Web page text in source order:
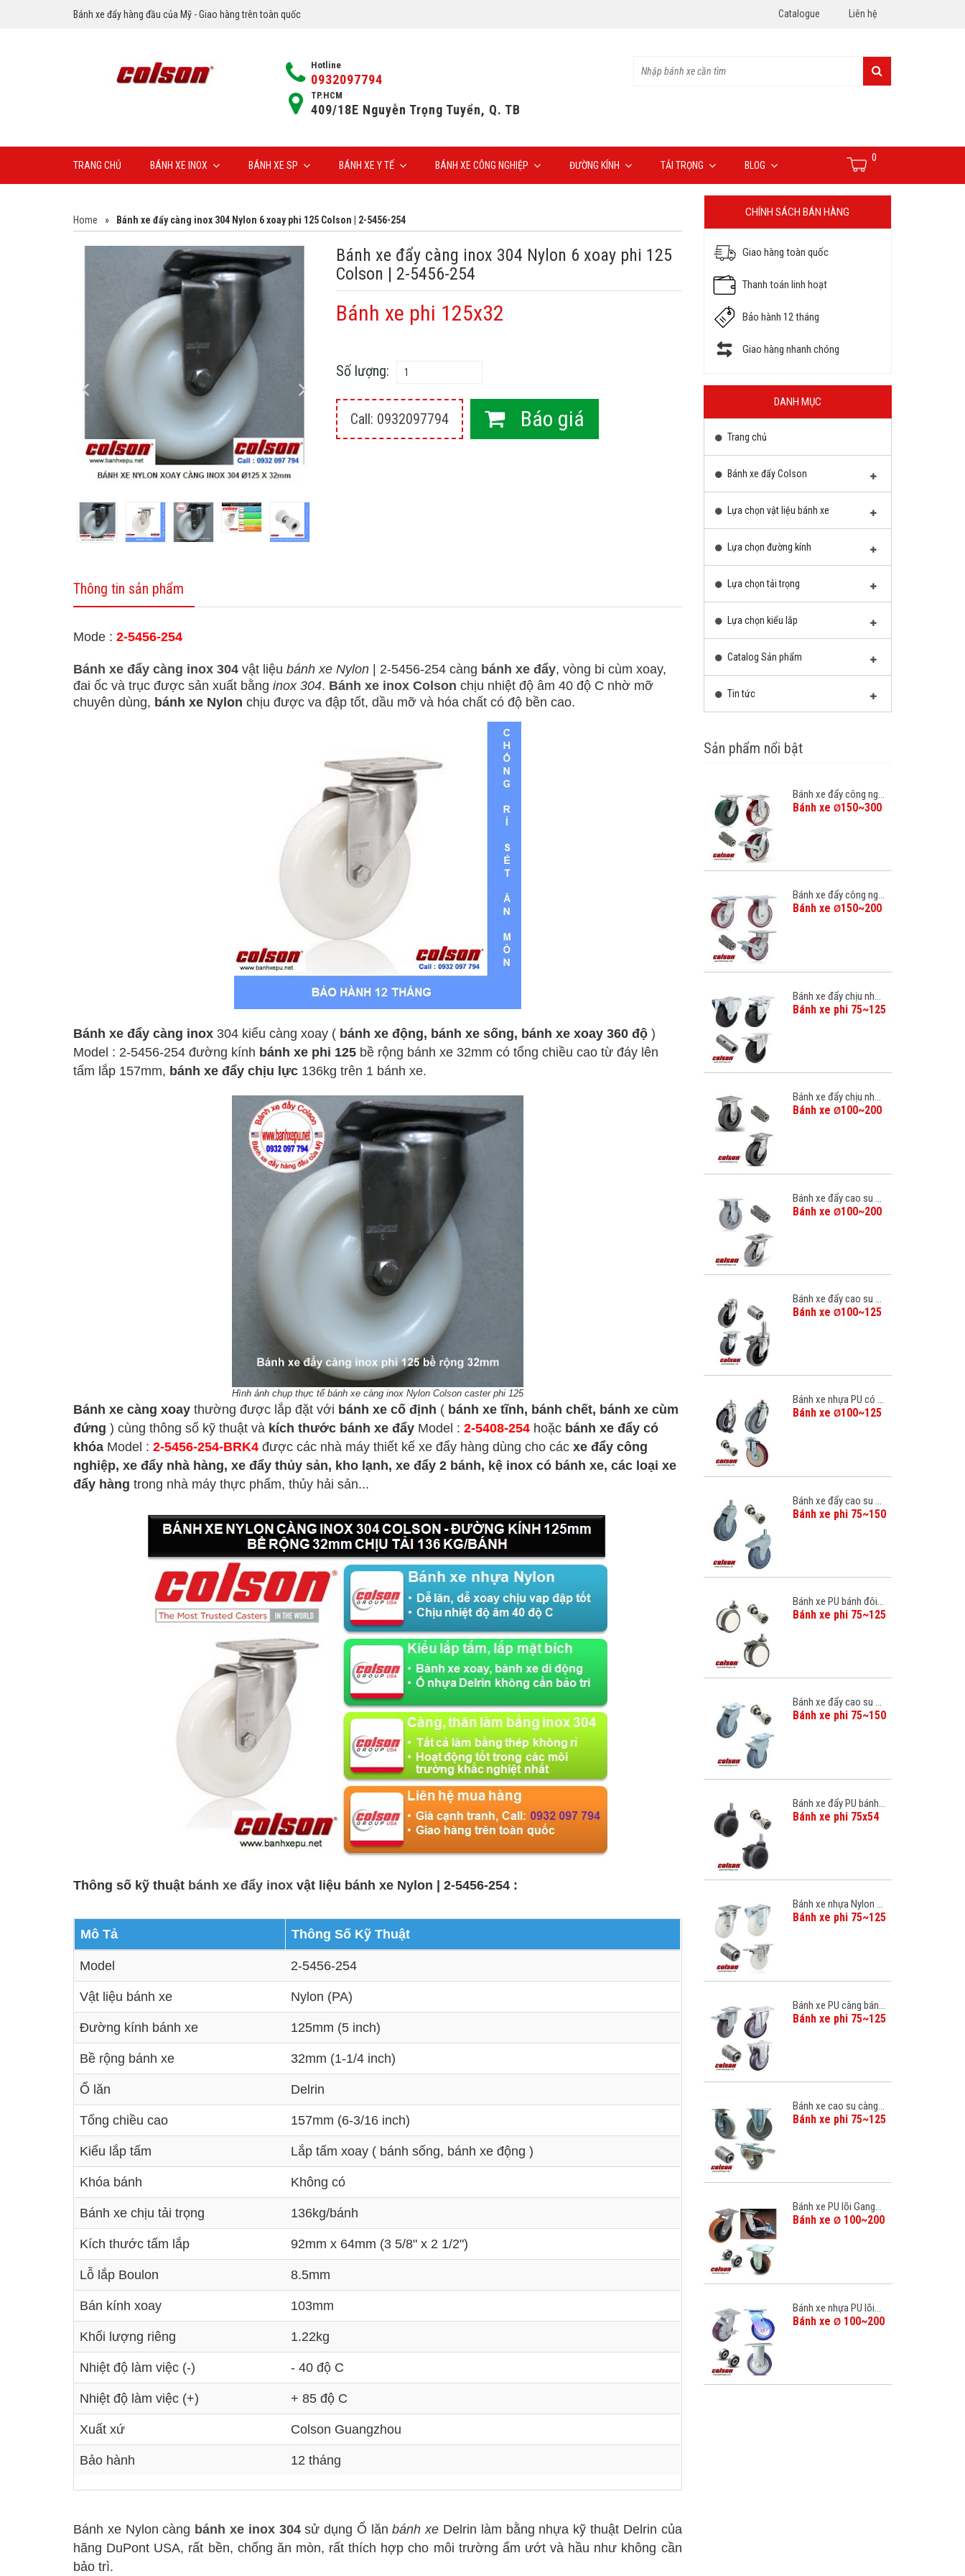
Bánh xe đẩy hàng đầu của Mỹ - Giao hàng trên toàn quốc Liên hệ
Catalogue
Hotline
0932097794
TP.HCM
409/18E Nguyễn Trọng Tuyển, Q. TB
TRANG CHỦ BÁNH XE INOX BÁNH XE SP BÁNH XE Y TẾ BÁNH XE CÔNG NGHIỆP ĐƯỜNG KÍNH TẢI TRỌNG BLOG
0
Home » Bánh xe đẩy càng inox 304 Nylon 6 xoay phi 125 Colson | 2-5456-254
Bánh xe đẩy càng inox 304 Nylon 6 xoay phi 125
Colson | 2-5456-254
Bánh xe phi 125x32
Số lượng:
Call: 0932097794 Báo giá
Thông tin sản phẩm
Mode : 2-5456-254
Bánh xe đẩy càng inox 304 vật liệu bánh xe Nylon | 2-5456-254 càng bánh xe đẩy, vòng bi cùm xoay,
đai ốc và trục được sản xuất bằng inox 304. Bánh xe inox Colson chịu nhiệt độ âm 40 độ C nhờ mỡ
chuyên dùng, bánh xe Nylon chịu được va đập tốt, dầu mỡ và hóa chất có độ bền cao.
Bánh xe đẩy càng inox 304 kiểu càng xoay ( bánh xe động, bánh xe sống, bánh xe xoay 360 độ )
Model : 2-5456-254 đường kính bánh xe phi 125 bề rộng bánh xe 32mm có tổng chiều cao từ đáy lên
tấm lắp 157mm, bánh xe đẩy chịu lực 136kg trên 1 bánh xe.
Hình ảnh chụp thực tế bánh xe càng inox Nylon Colson caster phi 125
Bánh xe càng xoay thường được lắp đặt với bánh xe cố định ( bánh xe tĩnh, bánh chết, bánh xe cùm
đứng ) cùng thông số kỹ thuật và kích thước bánh xe đẩy Model : 2-5408-254 hoặc bánh xe đẩy có
khóa Model : 2-5456-254-BRK4 được các nhà máy thiết kế xe đẩy hàng dùng cho các xe đẩy công
nghiệp, xe đẩy nhà hàng, xe đẩy thủy sản, kho lạnh, xe đẩy 2 bánh, kệ inox có bánh xe, các loại xe
đẩy hàng trong nhà máy thực phẩm, thủy hải sản...
Thông số kỹ thuật bánh xe đẩy inox vật liệu bánh xe Nylon | 2-5456-254 :
Mô Tả Thông Số Kỹ Thuật
Model 2-5456-254
Vật liệu bánh xe Nylon (PA)
Đường kính bánh xe 125mm (5 inch)
Bề rộng bánh xe 32mm (1-1/4 inch)
Ổ lăn Delrin
Tổng chiều cao 157mm (6-3/16 inch)
Kiểu lắp tấm Lắp tấm xoay ( bánh sống, bánh xe động )
Khóa bánh Không có
Bánh xe chịu tải trọng 136kg/bánh
Kích thước tấm lắp 92mm x 64mm (3 5/8" x 2 1/2")
Lỗ lắp Boulon 8.5mm
Bán kính xoay 103mm
Khối lượng riêng 1.22kg
Nhiệt độ làm việc (-) - 40 độ C
Nhiệt độ làm việc (+) + 85 độ C
Xuất xứ Colson Guangzhou
Bảo hành 12 tháng
Bánh xe Nylon càng bánh xe inox 304sử dụng Ổ lănbánh xe Delrin làm bằng nhựa kỹ thuật Delrin của
hãng DuPont USA, rất bền, chống ăn mòn, rất thích hợp cho môi trường ẩm ướt và hầu như không cần
bảo trì.
CHÍNH SÁCH BÁN HÀNG
Giao hàng toàn quốc
Thanh toán linh hoạt
Bảo hành 12 tháng
Giao hàng nhanh chóng
DANH MỤC
Trang chủ
Bánh xe đẩy Colson
Lựa chọn vật liệu bánh xe
Lựa chọn đường kính
Lựa chọn tải trọng
Lựa chọn kiểu lắp
Catalog Sản phẩm
Tin tức
Sản phẩm nổi bật
Bánh xe đẩy công ng...
Bánh xe Ø150~300
Bánh xe đẩy công ng...
Bánh xe Ø150~200
Bánh xe đẩy chịu nh...
Bánh xe phi 75~125
Bánh xe đẩy chịu nh...
Bánh xe Ø100~200
Bánh xe đẩy cao su ...
Bánh xe Ø100~200
Bánh xe đẩy cao su ...
Bánh xe Ø100~125
Bánh xe nhựa PU có ...
Bánh xe Ø100~125
Bánh xe đẩy cao su ...
Bánh xe phi 75~150
Bánh xe PU bánh đôi...
Bánh xe phi 75~125
Bánh xe đẩy cao su ...
Bánh xe phi 75~150
Bánh xe đẩy PU bánh...
Bánh xe phi 75x54
Bánh xe nhựa Nylon ...
Bánh xe phi 75~125
Bánh xe PU càng bán...
Bánh xe phi 75~125
Bánh xe cao su càng...
Bánh xe phi 75~125
Bánh xe PU lõi Gang...
Bánh xe Ø100~200
Bánh xe nhựa PU lõi...
Bánh xe Ø100~200